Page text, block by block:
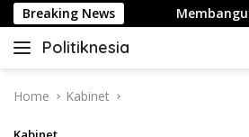
Skip
to
content
Breaking News
Perang Membangun
Politiknesia
Politiknesia.com
Home Kabinet